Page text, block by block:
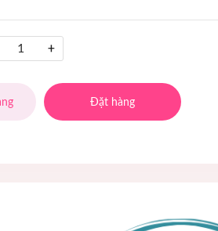
+
Đặt hàng